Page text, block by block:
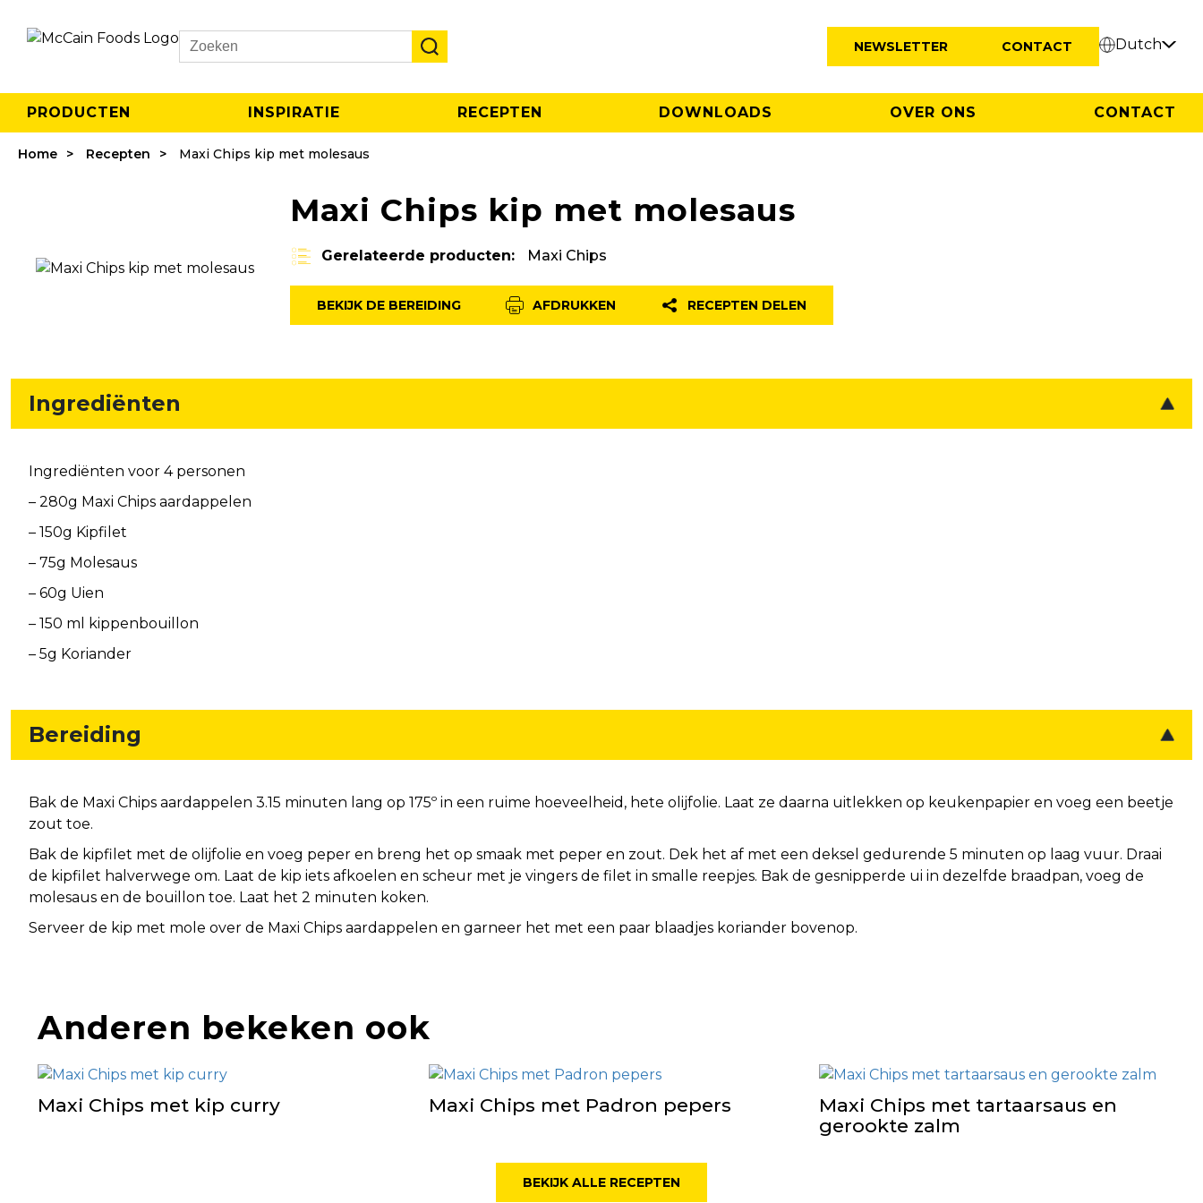
Search
NEWSLETTER CONTACT Dutch
PRODUCTEN INSPIRATIE RECEPTEN DOWNLOADS OVER ONS CONTACT
Home Recepten Maxi Chips kip met molesaus
Maxi Chips kip met molesaus
Gerelateerde producten: Maxi Chips
BEKIJK DE BEREIDING AFDRUKKEN RECEPTEN DELEN
Ingrediënten
Ingrediënten voor 4 personen
– 280g Maxi Chips aardappelen
– 150g Kipfilet
– 75g Molesaus
– 60g Uien
– 150 ml kippenbouillon
– 5g Koriander
Bereiding
Bak de Maxi Chips aardappelen 3.15 minuten lang op 175º in een ruime hoeveelheid, hete olijfolie. Laat ze daarna uitlekken op keukenpapier en voeg een beetje
zout toe.
Bak de kipfilet met de olijfolie en voeg peper en breng het op smaak met peper en zout. Dek het af met een deksel gedurende 5 minuten op laag vuur. Draai
de kipfilet halverwege om. Laat de kip iets afkoelen en scheur met je vingers de filet in smalle reepjes. Bak de gesnipperde ui in dezelfde braadpan, voeg de
molesaus en de bouillon toe. Laat het 2 minuten koken.
Serveer de kip met mole over de Maxi Chips aardappelen en garneer het met een paar blaadjes koriander bovenop.
Anderen bekeken ook
Maxi Chips met kip curry Maxi Chips met Padron pepers
Maxi Chips met tartaarsaus en
gerookte zalm
BEKIJK ALLE RECEPTEN